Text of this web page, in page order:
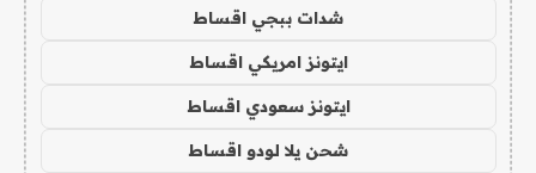
شدات ببجي اقساط
ايتونز امريكي اقساط
ايتونز سعودي اقساط
شحن يلا لودو اقساط